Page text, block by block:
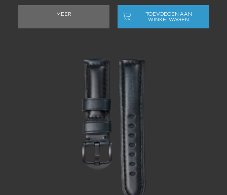
MEER TOEVOEGEN AAN
WINKELWAGEN